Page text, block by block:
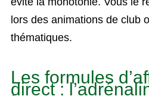
lors des animations de club
thématiques.
Les formules
direct :